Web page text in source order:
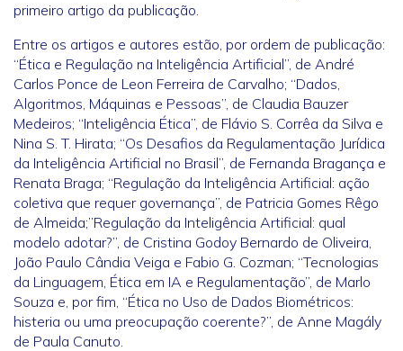
primeiro artigo da publicação.
Entre os artigos e autores estão, por ordem de publicação:
“Ética e Regulação na Inteligência Artificial”, de André
Carlos Ponce de Leon Ferreira de Carvalho; “Dados,
Algoritmos, Máquinas e Pessoas”, de Claudia Bauzer
Medeiros; “Inteligência Ética”, de Flávio S. Corrêa da Silva e
Nina S. T. Hirata; “Os Desafios da Regulamentação Jurídica
da Inteligência Artificial no Brasil”, de Fernanda Bragança e
Renata Braga; “Regulação da Inteligência Artificial: ação
coletiva que requer governança”, de Patricia Gomes Rêgo
de Almeida;”Regulação da Inteligência Artificial: qual
modelo adotar?”, de Cristina Godoy Bernardo de Oliveira,
João Paulo Cândia Veiga e Fabio G. Cozman; “Tecnologias
da Linguagem, Ética em IA e Regulamentação”, de Marlo
Souza e, por fim, “Ética no Uso de Dados Biométricos:
histeria ou uma preocupação coerente?”, de Anne Magály
de Paula Canuto.